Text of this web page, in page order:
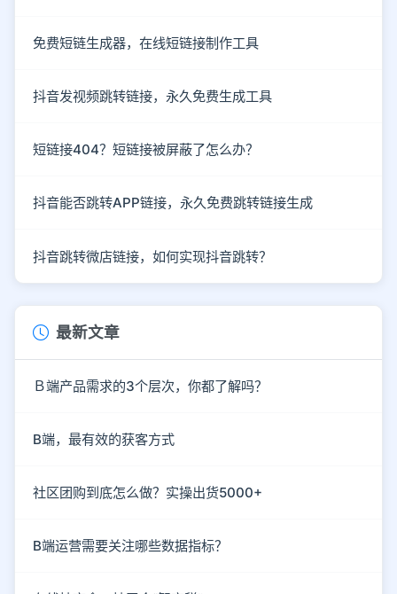
免费短链生成器，在线短链接制作工具
抖音发视频跳转链接，永久免费生成工具
短链接404？短链接被屏蔽了怎么办？
抖音能否跳转APP链接，永久免费跳转链接生成
抖音跳转微店链接，如何实现抖音跳转？
最新文章
Ｂ端产品需求的3个层次，你都了解吗？
B端，最有效的获客方式
社区团购到底怎么做？实操出货5000+
B端运营需要关注哪些数据指标？